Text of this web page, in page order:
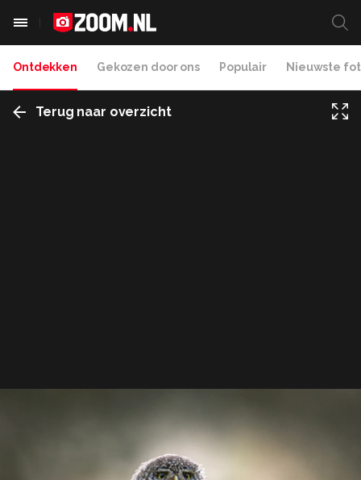
Ontdekken Gekozen door ons Populair Nieuwste
Terug naar overzicht